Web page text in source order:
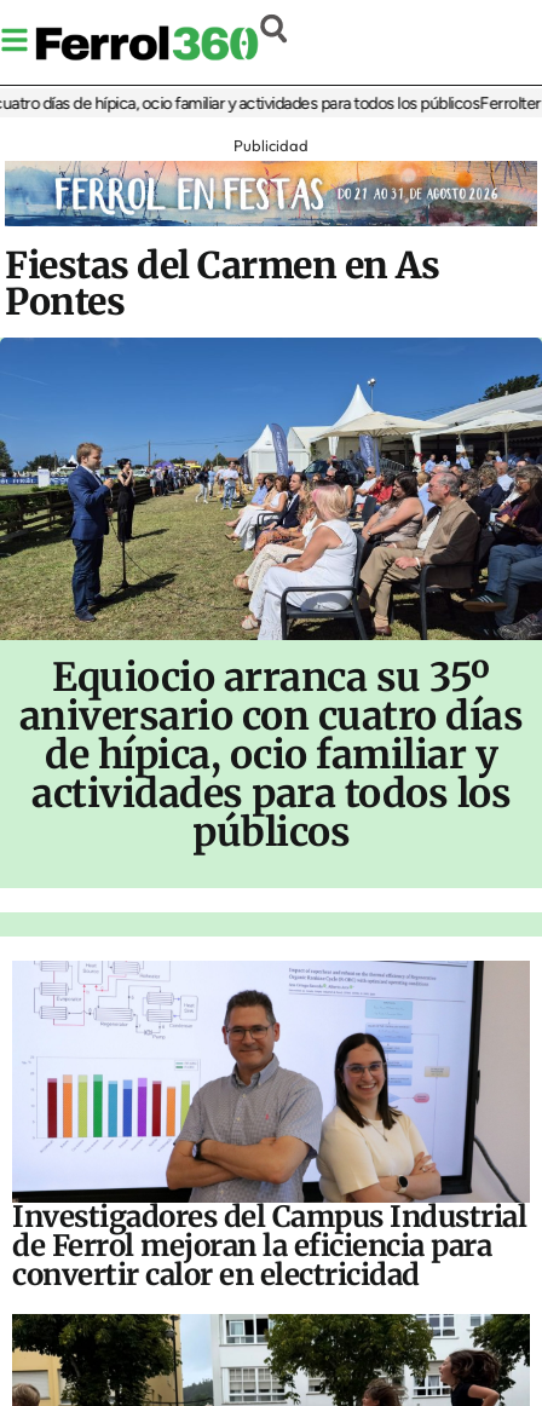
de hípica, ocio familiar y actividades para todos los públicosFerrolterra
Publicidad
Fiestas del Carmen en As
Pontes
Equiocio arranca su 35º
aniversario con cuatro días
de hípica, ocio familiar y
actividades para todos los
públicos
Investigadores del Campus Industrial
de Ferrol mejoran la eficiencia para
convertir calor en electricidad